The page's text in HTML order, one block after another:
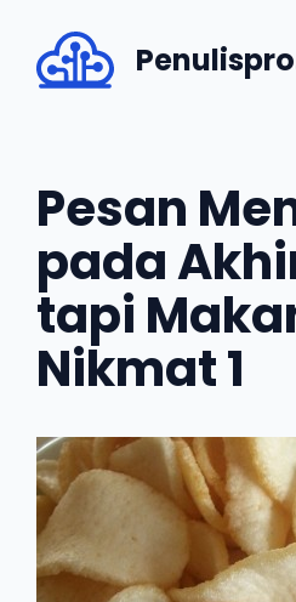
content
Pesan
pada
tapi
Nikmat 1